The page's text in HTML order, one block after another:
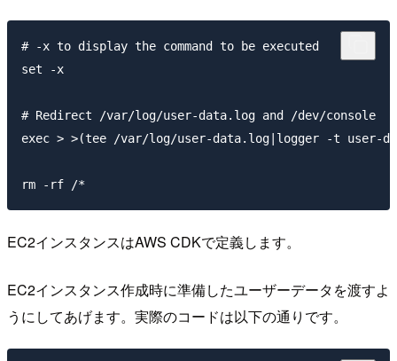
# -x to display the command to be executed
set -x
# Redirect /var/log/user-data.log and /dev/console
exec > >(tee /var/log/user-data.log|logger -t user-
EC2インスタンスはAWS CDKで定義します。
EC2インスタンス作成時に準備したユーザーデータを渡すよ
うにしてあげます。実際のコードは以下の通りです。